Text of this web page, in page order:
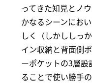
ってきた知見とノ
かなるシーンにお
しく（しかししっ
イン収納と背面側
ーポケットの3層
ることで使い勝手